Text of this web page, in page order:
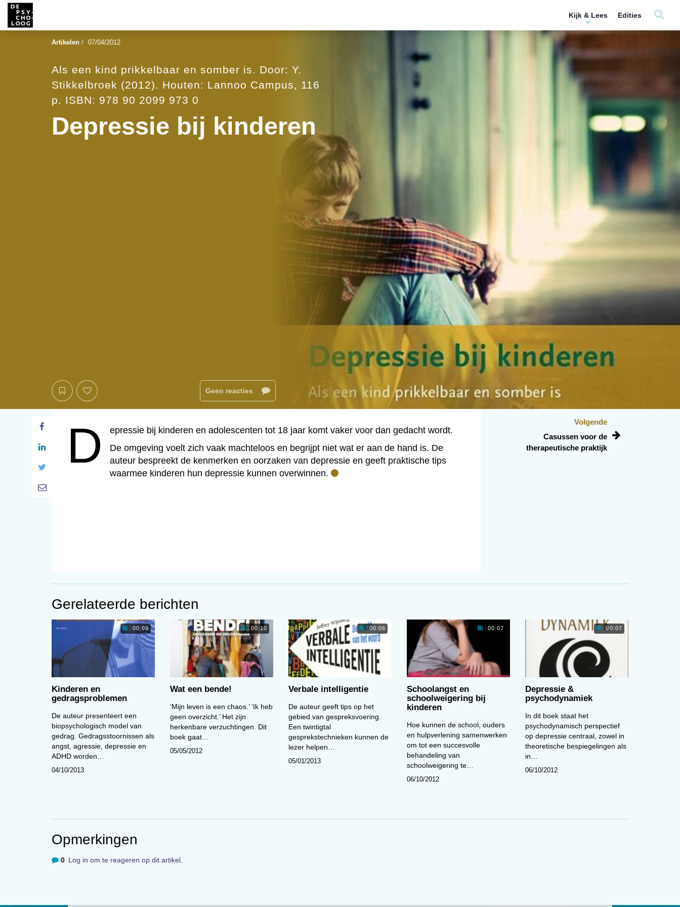
Kijk & Lees Edities
Artikelen / 07/04/2012
Als een kind prikkelbaar en somber is. Door: Y.
Stikkelbroek (2012). Houten: Lannoo Campus, 116
p. ISBN: 978 90 2099 973 0
Depressie bij kinderen
Geen reacties
d
Depressie bij kinderen en adolescenten tot 18 jaar komt vaker voor dan gedacht wordt.
De omgeving voelt zich vaak machteloos en begrijpt niet wat er aan de hand is. De
auteur bespreekt de kenmerken en oorzaken van depressie en geeft praktische tips
waarmee kinderen hun depressie kunnen overwinnen.
Volgende
Casussen voor de
therapeutische praktijk
Gerelateerde berichten
00:09
Kinderen en
gedragsproblemen
De auteur presenteert een
biopsychologisch model van
gedrag. Gedragsstoornissen als
angst, agressie, depressie en
ADHD worden…
04/10/2013
00:10
Wat een bende!
‘Mijn leven is een chaos.’ ‘Ik heb
geen overzicht.’ Het zijn
herkenbare verzuchtingen. Dit
boek gaat…
05/05/2012
00:06
Verbale intelligentie
De auteur geeft tips op het
gebied van gespreksvoering.
Een twintigtal
gesprekstechnieken kunnen de
lezer helpen…
05/01/2013
00:07
Schoolangst en
schoolweigering bij
kinderen
Hoe kunnen de school, ouders
en hulpverlening samenwerken
om tot een succesvolle
behandeling van
schoolweigering te…
06/10/2012
00:07
Depressie &
psychodynamiek
In dit boek staat het
psychodynamisch perspectief
op depressie centraal, zowel in
theoretische bespiegelingen als
in…
06/10/2012
Opmerkingen
0 Log in om te reageren op dit artikel.